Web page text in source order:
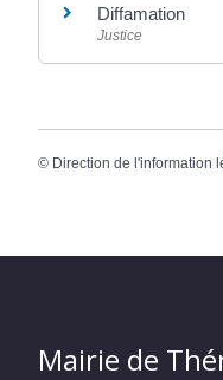
Diffamation
Justice
© Direction de l'information
Mairie de